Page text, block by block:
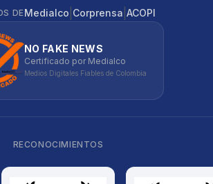
DEMedialco Corprensa ACOPI
NO FAKE NEWS
Certificado por Medialco
Medios Digitales Fiables de Colombia
RECONOCIMIENTOS